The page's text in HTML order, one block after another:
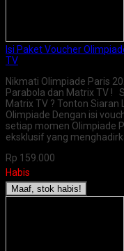
Isi Paket Voucher
TV
Nikmati Olimpiade Paris
Parabola dan Matrix TV !
Matrix TV ? Tonton Siaran
Olimpiade Dengan isi
setiap momen Olimpiade
eksklusif yang
Rp 159.000
Habis
Maaf, stok habis!